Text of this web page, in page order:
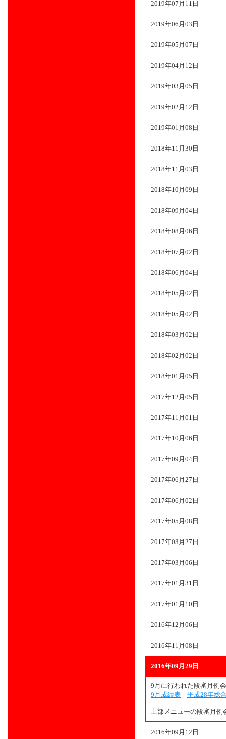
2019年07月11日
2019年06月03日
2019年05月07日
2019年04月12日
2019年03月05日
2019年02月12日
2019年01月08日
2018年11月30日
2018年11月03日
2018年10月09日
2018年09月04日
2018年08月06日
2018年07月02日
2018年06月04日
2018年05月02日
2018年05月02日
2018年03月02日
2018年02月02日
2018年01月05日
2017年12月05日
2017年11月01日
2017年10月06日
2017年09月04日
2017年06月27日
2017年06月02日
2017年05月08日
2017年03月27日
2017年03月06日
2017年01月31日
2017年01月10日
2016年12月06日
2016年11月08日
2016年09月29日
9月に行われた段審月例
9月成績表
平成28年総
上部メニューの段審月例
2016年09月12日